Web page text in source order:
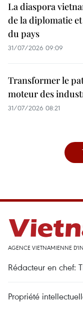
La diaspora
de la diplomatie
du pays
31/07/2026 09:09
Transformer le
moteur des
31/07/2026 08:21
AGENCE VIETNAMIENNE
Rédacteur en chef:
Propriété